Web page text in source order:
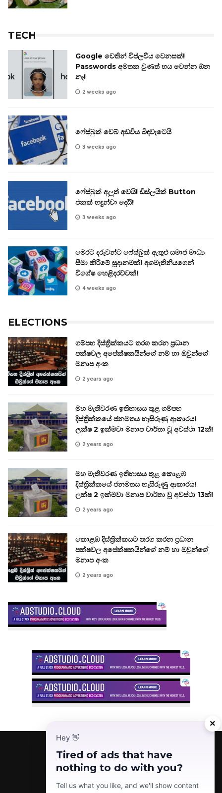
×
Hey 👋
Tired of ads that have
nothing to do with you?
Tell us what you like, and we'll show content
TECH
Google වෙතින් විප්ලවීය වෙනසක්!
Passwords අමතක වුණත් භය වෙන්න ඕන
නෑ!
2 weeks ago
ෆේස්බුක් වෙබ් අඩවිය බිඳවැටෙයි
3 weeks ago
ෆේස්බුක් අලුත් වෙයි! ඩිස්ලයික් Button
එකක් හඳුන්වා දෙයි!
3 weeks ago
මෙරට දරුවන්ට ෆේස්බුක් ඇතුළු සමාජ මාධ්‍ය
සීමා කිරීමේ සූදානමක්! අගමැතිනියගෙන්
විශේෂ හෙළිදරව්වක්!
4 weeks ago
ELECTIONS
ගම්පහ දිස්ත්‍රික්කයට තරග කරන ප්‍රධාන
පක්ෂවල අපේක්ෂකයින්ගේ නම් හා ඔවුන්ගේ
මනාප අංක
2 years ago
මහ මැතිවරණ ඉතිහාසය තුළ ගම්පහ
දිස්ත්‍රික්කයේ ජනමතය හැසිරුණු ආකාරය!
ලක්ෂ 2 ඉක්මවා මනාප වාර්තා වූ අවස්ථා 12ක්!
2 years ago
මහ මැතිවරණ ඉතිහාසය තුළ කොළඹ
දිස්ත්‍රික්කයේ ජනමතය හැසිරුණු ආකාරය!
ලක්ෂ 2 ඉක්මවා මනාප වාර්තා වූ අවස්ථා 13ක්!
2 years ago
කොළඹ දිස්ත්‍රික්කයට තරග කරන ප්‍රධාන
පක්ෂවල අපේක්ෂකයින්ගේ නම් හා ඔවුන්ගේ
මනාප අංක
2 years ago
Facebook
Telegram
Instagram
TikTok
YouTube